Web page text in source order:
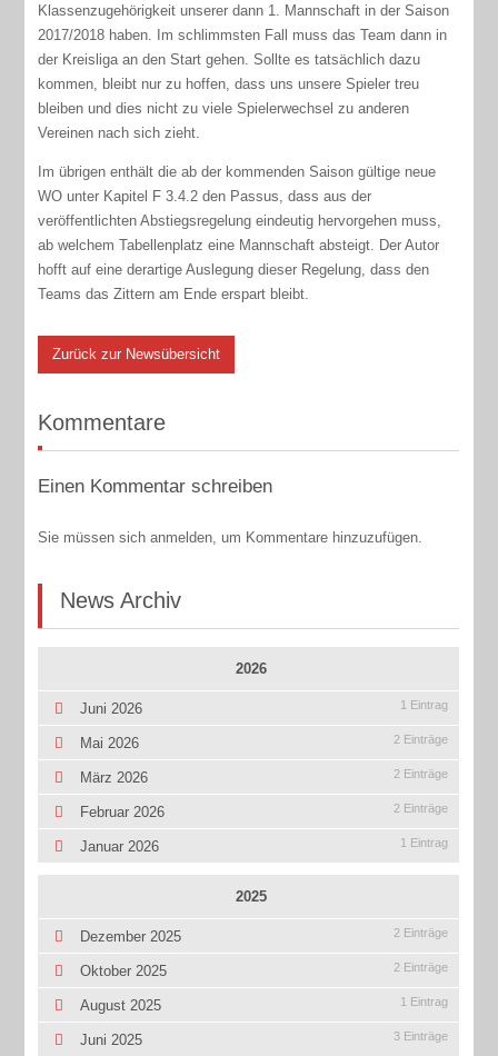
Klassenzugehörigkeit unserer dann 1. Mannschaft in der Saison
2017/2018 haben. Im schlimmsten Fall muss das Team dann in
der Kreisliga an den Start gehen. Sollte es tatsächlich dazu
kommen, bleibt nur zu hoffen, dass uns unsere Spieler treu
bleiben und dies nicht zu viele Spielerwechsel zu anderen
Vereinen nach sich zieht.
Im übrigen enthält die ab der kommenden Saison gültige neue
WO unter Kapitel F 3.4.2 den Passus, dass aus der
veröffentlichten Abstiegsregelung eindeutig hervorgehen muss,
ab welchem Tabellenplatz eine Mannschaft absteigt. Der Autor
hofft auf eine derartige Auslegung dieser Regelung, dass den
Teams das Zittern am Ende erspart bleibt.
Zurück zur Newsübersicht
Kommentare
Einen Kommentar schreiben
Sie müssen sich anmelden, um Kommentare hinzuzufügen.
News Archiv
2026
Juni 2026 1 Eintrag
Mai 2026 2 Einträge
März 2026 2 Einträge
Februar 2026 2 Einträge
Januar 2026 1 Eintrag
2025
Dezember 2025 2 Einträge
Oktober 2025 2 Einträge
August 2025 1 Eintrag
Juni 2025 3 Einträge